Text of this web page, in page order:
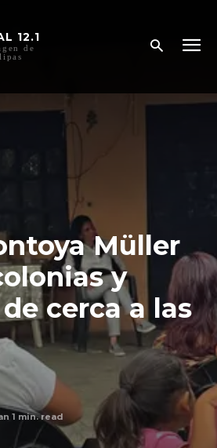
12.1
de
Müller
y
cerca a las
1 min. read